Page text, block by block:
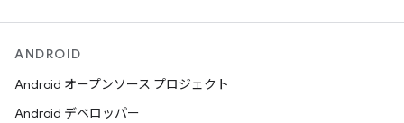
ANDROID
Android オープンソース プロジェクト
Android デベロッパー